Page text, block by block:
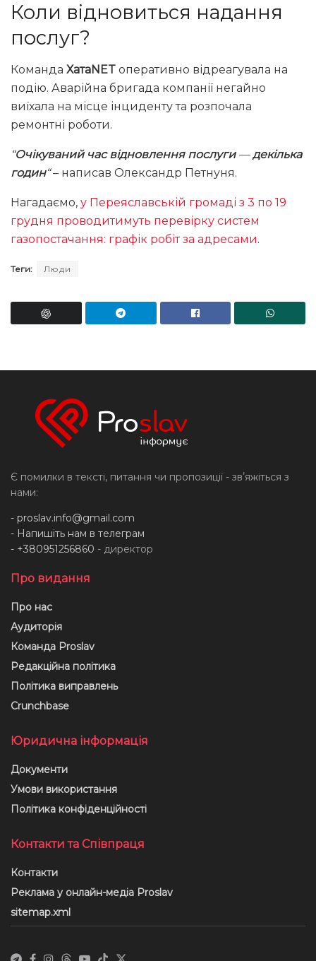
Коли відновиться надання
послуг?
Команда ХатаNET оперативно відреагувала на
подію. Аварійна бригада компанії негайно
виїхала на місце інциденту та розпочала
ремонтні роботи.
“Очікуваний час відновлення послуги—декілька
годин“– написав Олександр Петнуня.
Нагадаємо, у Переяславській громаді з 3 по 19
грудня проводитимуть перевірку систем
газопостачання: графік робіт за адресами.
Теги: Люди
Є помилки в тексті, питання чи пропозиції - звʼяжіться з
нами:
- proslav.info@gmail.com
- Напишіть нам в телеграм
- +380951256860 - директор
Про видання
Про нас
Аудиторія
Команда Proslav
Редакційна політика
Політика виправлень
Crunchbase
Юридична інформація
Документи
Умови використання
Політика конфіденційності
Контакти та Співпраця
Контакти
Реклама у онлайн-медіа Proslav
sitemap.xml